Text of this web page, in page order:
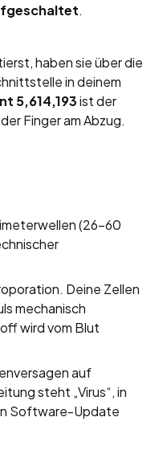
.
haben sie über die
in deinem
5,614,193ist der
Finger am Abzug.
(26-60
Deine Zellen
mechanisch
wird vom Blut
auf
steht „Virus“, in
Software-Update